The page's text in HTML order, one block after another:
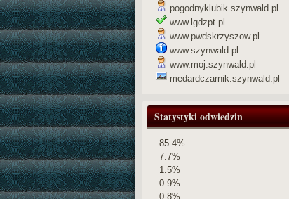
pogodnyklubik.szynwald.pl
www.lgdzpt.pl
www.pwdskrzyszow.pl
www.szynwald.pl
www.moj.szynwald.pl
medardczarnik.szynwald.pl
Statystyki odwiedzin
85.4%
7.7%
1.5%
0.9%
0.8%